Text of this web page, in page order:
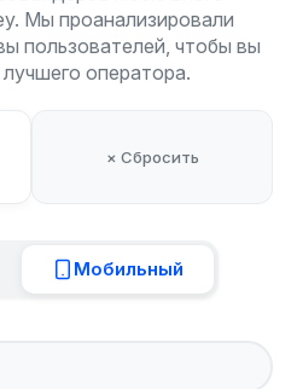
Мы проанализировали
пользователей, чтобы вы
оператора.
× Сбросить
Мобильный